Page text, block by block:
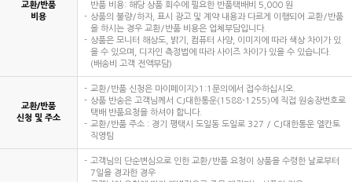
교환/반품
비용
반품 비용: 해당 상품 회수에 필요한 반품택배비 5,000 원
상품의 불량/하자, 표시 광고 및 계약 내용과 다르게 이행되어 교환/반품
을 하시는 경우 교환/반품 비용은 업체부담입니다.
상품은 모니터 해상도, 밝기, 컴퓨터 사양, 이미지에 따라 색상 차이가 있
을 수 있으며, 디자인 측정법에 따라 사이즈 차이가 있을 수 있습니다.
(배송비 고객 전액부담)
교환/반품
신청 및 주소
교환/반품 신청은 마이페이지>1:1문의에서 접수하십시오.
상품 반송은 고객님께서 CJ대한통운(1588-1255)에 직접 원송장번호로
택배 반품요청을 하셔야 합니다.
교환/반품 주소 : 경기 평택시 도일동 도일로 327 / CJ대한통운 엘칸토
직영팀
고객님의 단순변심으로 인한 교환/반품 요청이 상품을 수령한 날로부터
7일을 경과한 경우